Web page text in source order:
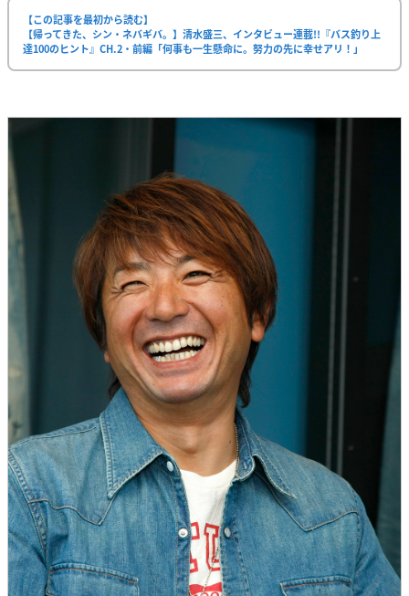
【この記事を最初から読む】
【帰ってきた、シン・ネバギバ。】清水盛三、インタビュー連載!!『バス釣り上
達100のヒント』CH.2・前編「何事も一生懸命に。努力の先に幸せアリ！」